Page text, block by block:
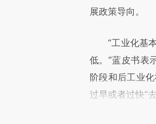
展政策导向。
“工业化基本
低。”蓝皮书表
阶段和后工业
过早或者过快“去